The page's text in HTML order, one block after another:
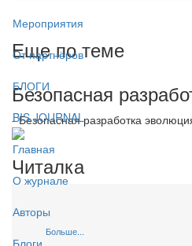
Мероприятия
От партнёров
БЛОГИ
BIS JOURNAL
Главная
О журнале
Авторы
Блоги
Еще по теме
Безопасная
- Безопасная разработка
Читалка
Больше...